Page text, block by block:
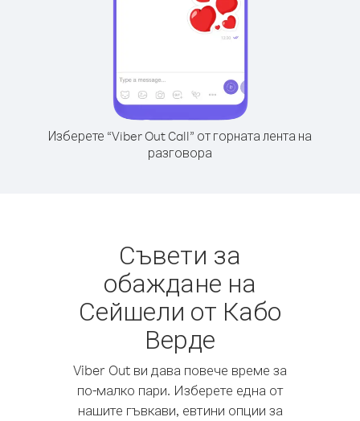
Изберете “Viber Out Call” от горната лента на
разговора
Съвети за
обаждане на
Сейшели от Кабо
Верде
Viber Out ви дава повече време за
по-малко пари. Изберете една от
нашите гъвкави, евтини опции за